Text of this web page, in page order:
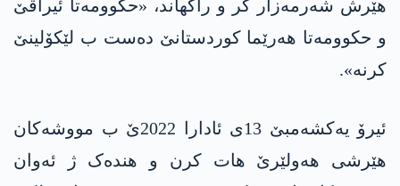
هێرش شەرمەزار کر و راگهاند، «حکوومەتا ئیراقێ
و حکوومەتا هەرێما کوردستانێ دەست ب لێکۆلینێ
کرنە».
ئیرۆ یەکشەمبێ 13ی ئادارا 2022ێ ب مووشەکان
هێرشی هەولێرێ هات کرن و هندەک ژ ئەوان